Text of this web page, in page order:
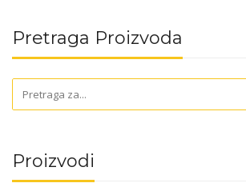
Pretraga Proizvoda
Proizvodi